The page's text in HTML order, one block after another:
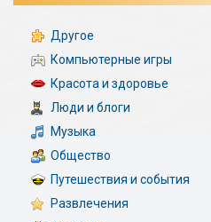
Другое
Компьютерные игры
Красота и здоровье
Люди и блоги
Музыка
Общество
Путешествия и события
Развлечения